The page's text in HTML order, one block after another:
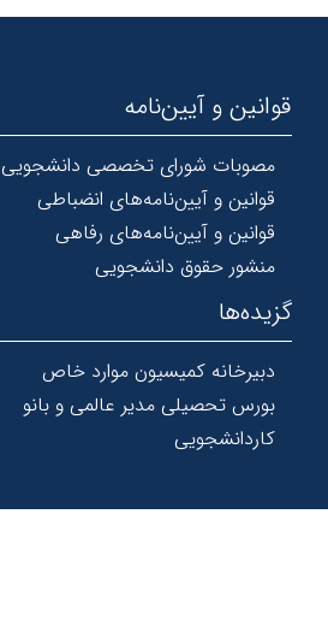
قوانین و آیین‌نامه
مصوبات شورای تخصصی دانشجویی
قوانین و آیین‌نامه‌های انضباطی
قوانین و آیین‌نامه‌های رفاهی
منشور حقوق دانشجویی
گزیده‌ها
دبیرخانه کمیسیون موارد خاص
بورس تحصیلی مدیر عالمی و بانو
کاردانشجویی